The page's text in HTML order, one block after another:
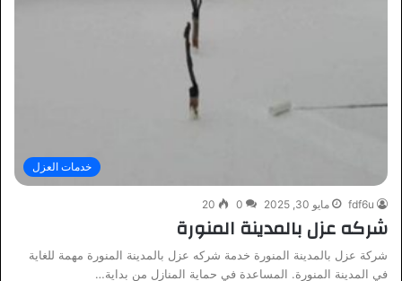
خدمات العزل
fdf6u مايو 30, 2025 0
20
شركه عزل بالمدينة المنورة
شركة عزل بالمدينة المنورة خدمة شركه عزل بالمدينة المنورة مهمة للغاية
في المدينة المنورة. المساعدة في حماية المنازل من بداية…